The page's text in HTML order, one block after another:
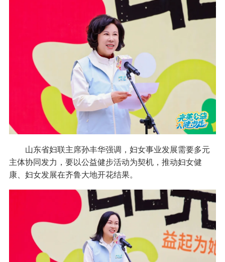
山东省妇联主席孙丰华强调，妇女事业发展需要多元
主体协同发力，要以公益健步活动为契机，推动妇女健
康、妇女发展在齐鲁大地开花结果。